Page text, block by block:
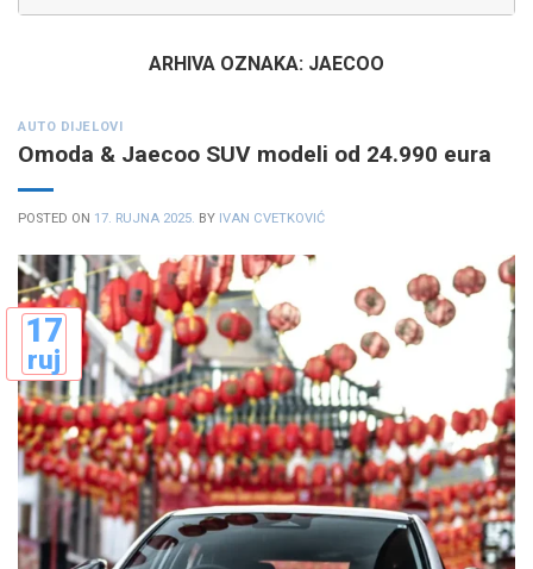
ARHIVA OZNAKA: JAECOO
AUTO DIJELOVI
Omoda & Jaecoo SUV modeli od 24.990 eura
POSTED ON 17. RUJNA 2025. BY IVAN CVETKOVIĆ
17
ruj